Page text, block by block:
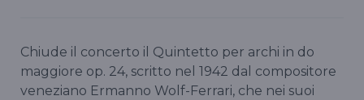
Chiude il concerto il Quintetto per archi in do
maggiore op. 24, scritto nel 1942 dal compositore
veneziano Ermanno Wolf-Ferrari, che nei suoi